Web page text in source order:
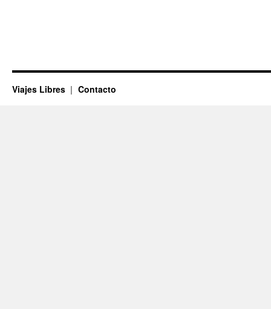
Viajes Libres Contacto